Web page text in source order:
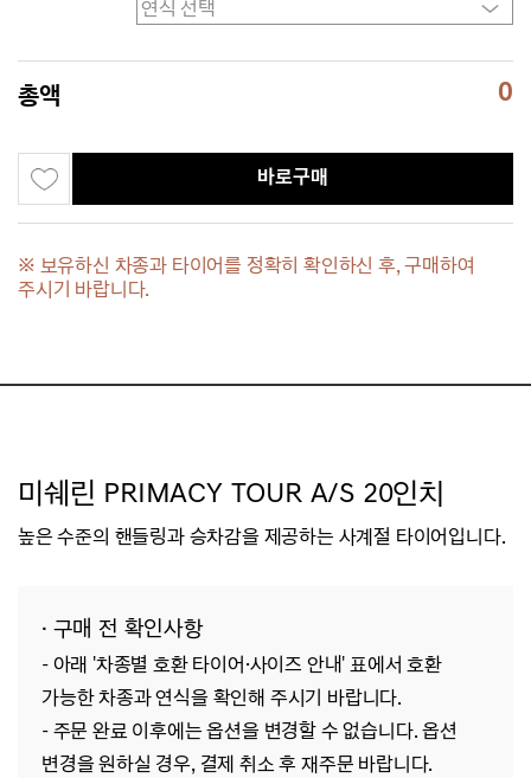
총액 0
바로구매
※ 보유하신 차종과 타이어를 정확히 확인하신 후, 구매하여
주시기 바랍니다.
미쉐린 PRIMACY TOUR A/S 20인치
높은 수준의 핸들링과 승차감을 제공하는 사계절 타이어입니다.
· 구매 전 확인사항
- 아래 '차종별 호환 타이어·사이즈 안내' 표에서 호환
가능한 차종과 연식을 확인해 주시기 바랍니다.
- 주문 완료 이후에는 옵션을 변경할 수 없습니다. 옵션
변경을 원하실 경우, 결제 취소 후 재주문 바랍니다.